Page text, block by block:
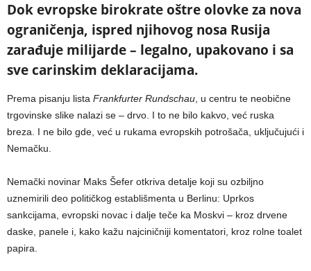
Dok evropske birokrate oštre olovke za nova
ograničenja, ispred njihovog nosa Rusija
zarađuje milijarde – legalno, upakovano i sa
sve carinskim deklaracijama.
Prema pisanju lista Frankfurter Rundschau , u centru te neobične
trgovinske slike nalazi se – drvo. I to ne bilo kakvo, već ruska
breza. I ne bilo gde, već u rukama evropskih potrošača, uključujući i
Nemačku.
Nemački novinar Maks Šefer otkriva detalje koji su ozbiljno
uznemirili deo političkog establišmenta u Berlinu: Uprkos
sankcijama, evropski novac i dalje teče ka Moskvi – kroz drvene
daske, panele i, kako kažu najciničniji komentatori, kroz rolne toalet
papira.